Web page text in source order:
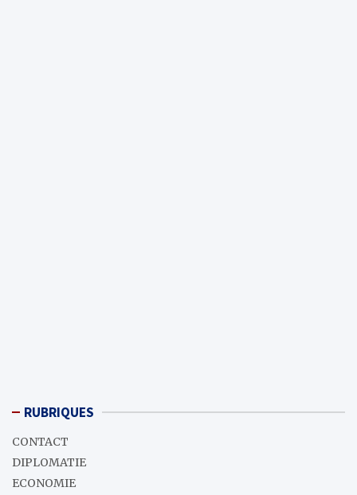
RUBRIQUES
CONTACT
DIPLOMATIE
ECONOMIE